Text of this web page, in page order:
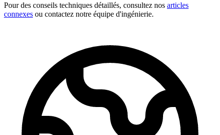
Pour des conseils techniques détaillés, consultez nos articles
connexes ou contactez notre équipe d'ingénierie.